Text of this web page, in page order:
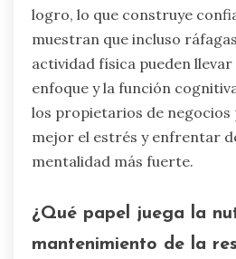
logro, lo que construye
muestran que incluso
actividad física pueden
enfoque y la función
los propietarios de negocios
mejor el estrés y enfrentar
mentalidad más fuerte.
¿Qué papel juega la
mantenimiento de la